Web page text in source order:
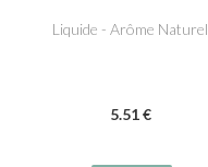
Liquide - Arôme Naturel
5.51 €